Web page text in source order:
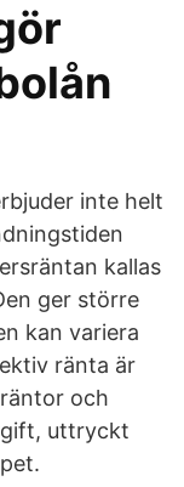
inte helt
kallas
ger större
kan variera
ränta är
och
uttryckt